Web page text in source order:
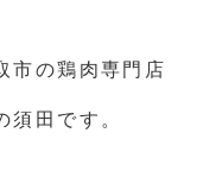
市の鶏肉専門店
須田です。